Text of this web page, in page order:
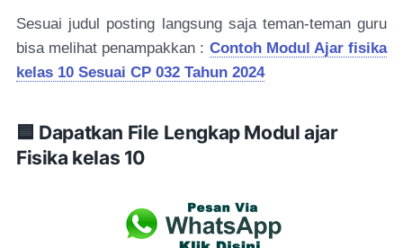
Sesuai judul posting langsung saja teman-teman guru
bisa melihat penampakkan : Contoh Modul Ajar fisika
kelas 10 Sesuai CP 032 Tahun 2024
🟦 Dapatkan File Lengkap Modul ajar
Fisika kelas 10